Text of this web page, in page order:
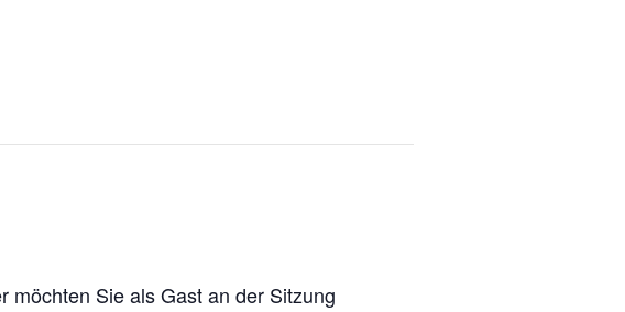
möchten Sie als Gast an der Sitzung